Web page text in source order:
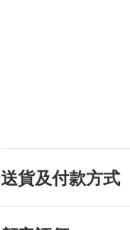
送貨及付款方式